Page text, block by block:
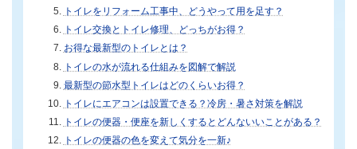
トイレをリフォーム工事中、どうやって用を足す？
トイレ交換とトイレ修理、どっちがお得？
お得な最新型のトイレとは？
トイレの水が流れる仕組みを図解で解説
最新型の節水型トイレはどのくらいお得？
トイレにエアコンは設置できる？冷房・暑さ対策を解説
トイレの便器・便座を新しくするとどんないいことがある？
トイレの便器の色を変えて気分を一新♪